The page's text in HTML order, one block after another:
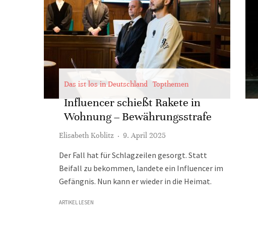
Das ist los in Deutschland Topthemen
Influencer schießt Rakete in
Wohnung – Bewährungsstrafe
Elisabeth Koblitz · 9. April 2025
Der Fall hat für Schlagzeilen gesorgt. Statt
Beifall zu bekommen, landete ein Influencer im
Gefängnis. Nun kann er wieder in die Heimat.
ARTIKEL LESEN